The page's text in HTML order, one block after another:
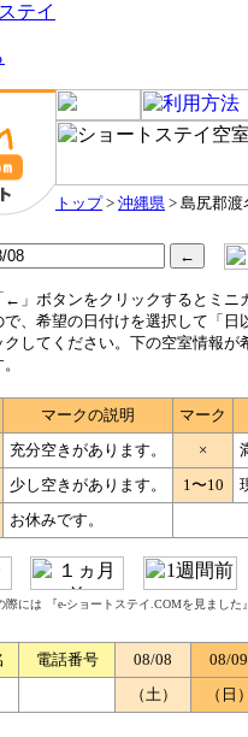
テイ
トップ> 沖縄県 > 島尻郡渡
←」ボタンをクリックするとミニ
で、希望の日付けを選択して「日
クしてください。下の空室情報が
マークの説明
マーク
充分空きがあります。 ×
少し空きがあります。 1〜10
お休みです。
には 『e-ショートステイ.COMを見まし
電話番号 08/08
08/09
（土）
（日